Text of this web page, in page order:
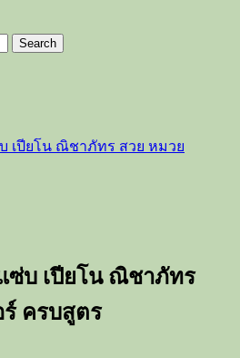
เปียโน ณิชาภัทร สวย หมวย
ซ่บ เปียโน ณิชาภัทร
ร์ ครบสูตร